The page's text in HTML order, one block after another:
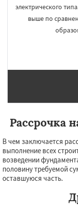
электрического
выше по
Рассрочка
В чем заключается
выполнение всех
возведении
половину требуемой
оставшуюся часть.